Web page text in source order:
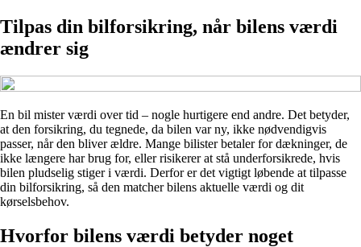
Tilpas din bilforsikring, når bilens værdi
ændrer sig
En bil mister værdi over tid – nogle hurtigere end andre. Det betyder,
at den forsikring, du tegnede, da bilen var ny, ikke nødvendigvis
passer, når den bliver ældre. Mange bilister betaler for dækninger, de
ikke længere har brug for, eller risikerer at stå underforsikrede, hvis
bilen pludselig stiger i værdi. Derfor er det vigtigt løbende at tilpasse
din bilforsikring, så den matcher bilens aktuelle værdi og dit
kørselsbehov.
Hvorfor bilens værdi betyder noget